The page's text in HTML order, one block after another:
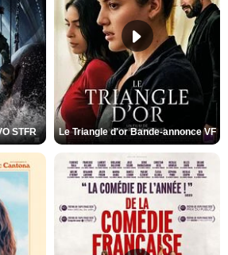
STFR Le Triangle d'or Bande-annonce VF